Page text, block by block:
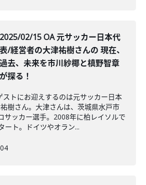
2025/02/15 OA 元サッカー日本代
表/経営者の大津祐樹さんの 現在、
過去、未来を市川紗椰と槙野智章
が探る！
ストにお迎えするのは元サッカー日本
樹さん。大津さんは、茨城県水戸市
サッカー選手。2008年に柏レイソルで
ート。ドイツやオラン...